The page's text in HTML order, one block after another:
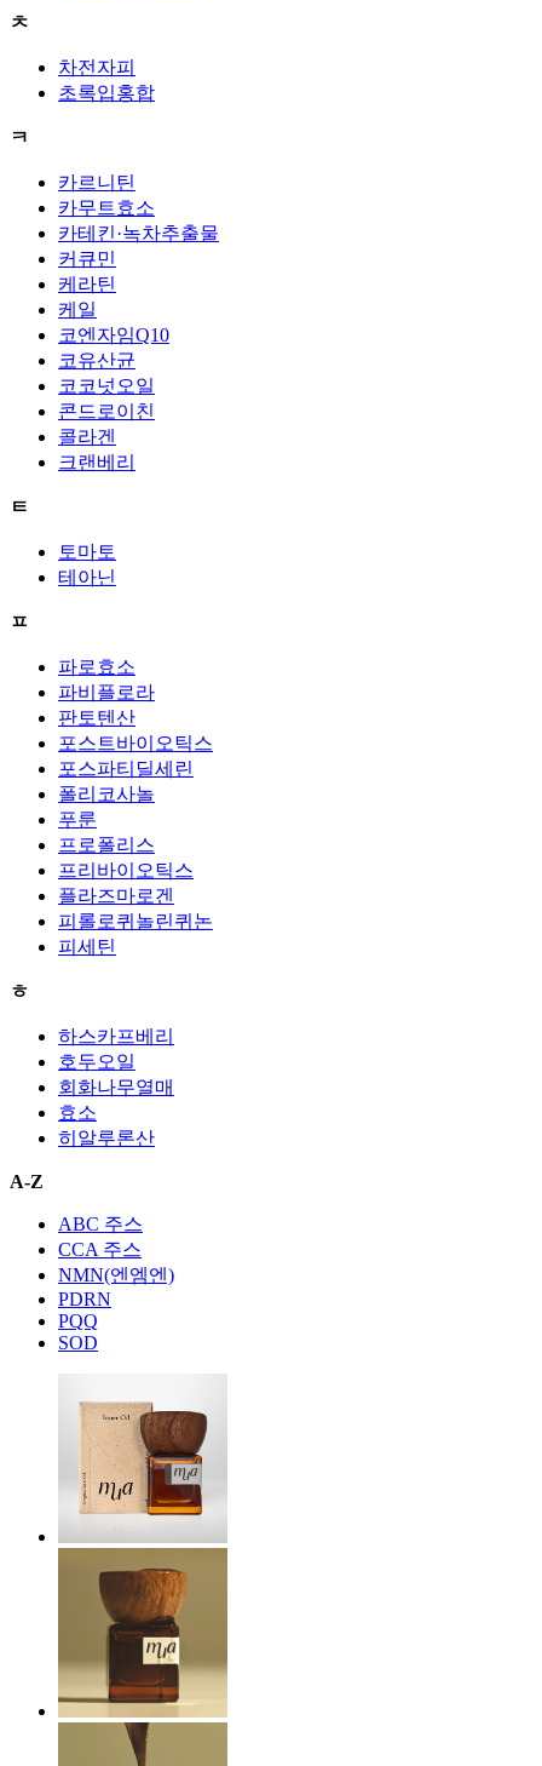
ㅊ
차전자피
초록입홍합
ㅋ
카르니틴
카무트효소
카테킨·녹차추출물
커큐민
케라틴
케일
코엔자임Q10
코유산균
코코넛오일
콘드로이친
콜라겐
크랜베리
ㅌ
토마토
테아닌
ㅍ
파로효소
파비플로라
판토텐산
포스트바이오틱스
포스파티딜세린
폴리코사놀
푸룬
프로폴리스
프리바이오틱스
플라즈마로겐
피롤로퀴놀린퀴논
피세틴
ㅎ
하스카프베리
호두오일
회화나무열매
효소
히알루론산
A-Z
ABC 주스
CCA 주스
NMN(엔엠엔)
PDRN
PQQ
SOD